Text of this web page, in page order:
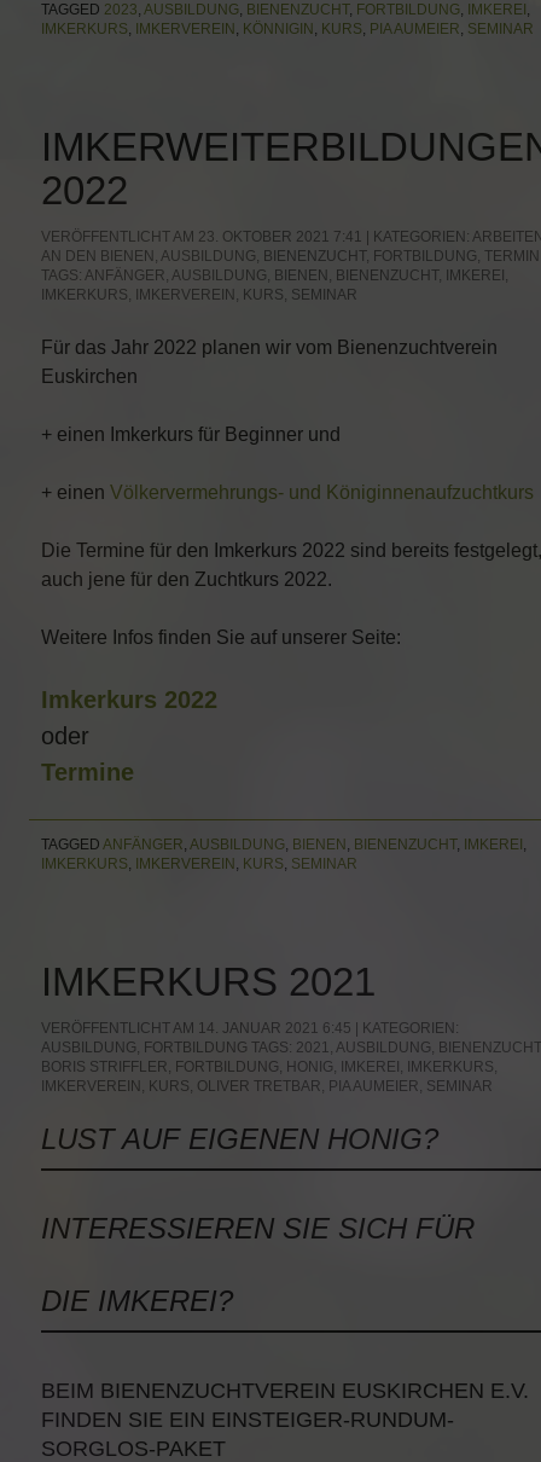
TAGGED 2023, AUSBILDUNG, BIENENZUCHT, FORTBILDUNG, IMKEREI ,
IMKERKURS, IMKERVEREIN , KÖNNIGIN , KURS, PIA AUMEIER, SEMINAR
2022
VERÖFFENTLICHT AM 23. OKTOBER 2021 7:41 | KATEGORIEN:
AN DEN BIENEN , AUSBILDUNG, BIENENZUCHT, FORTBILDUNG,
TAGS: ANFÄNGER, AUSBILDUNG, BIENEN , BIENENZUCHT, IMKEREI ,
IMKERKURS, IMKERVEREIN , KURS, SEMINAR
Für das Jahr 2022 planen wir vom Bienenzuchtverein
Euskirchen
+ einen Imkerkurs für Beginner und
+ einen Völkervermehrungs- und Königinnenaufzuchtkurs
Die Termine für den Imkerkurs 2022 sind bereits festgelegt,
auch jene für den Zuchtkurs 2022.
Weitere Infos finden Sie auf unserer Seite:
Imkerkurs 2022
oder
Termine
TAGGED ANFÄNGER, AUSBILDUNG, BIENEN , BIENENZUCHT, IMKEREI ,
IMKERKURS, IMKERVEREIN , KURS, SEMINAR
IMKERKURS 2021
VERÖFFENTLICHT AM 14. JANUAR 2021 6:45 | KATEGORIEN:
AUSBILDUNG, FORTBILDUNG TAGS: 2021, AUSBILDUNG, BIENENZUCHT
BORIS STRIFFLER, FORTBILDUNG, HONIG, IMKEREI , IMKERKURS,
IMKERVEREIN , KURS, OLIVER TRETBAR, PIA AUMEIER, SEMINAR
LUST AUF EIGENEN HONIG?
INTERESSIEREN SIE SICH FÜR
DIE IMKEREI?
BEIM BIENENZUCHTVEREIN EUSKIRCHEN E.V.
FINDEN SIE EIN EINSTEIGER-RUNDUM-
SORGLOS-PAKET